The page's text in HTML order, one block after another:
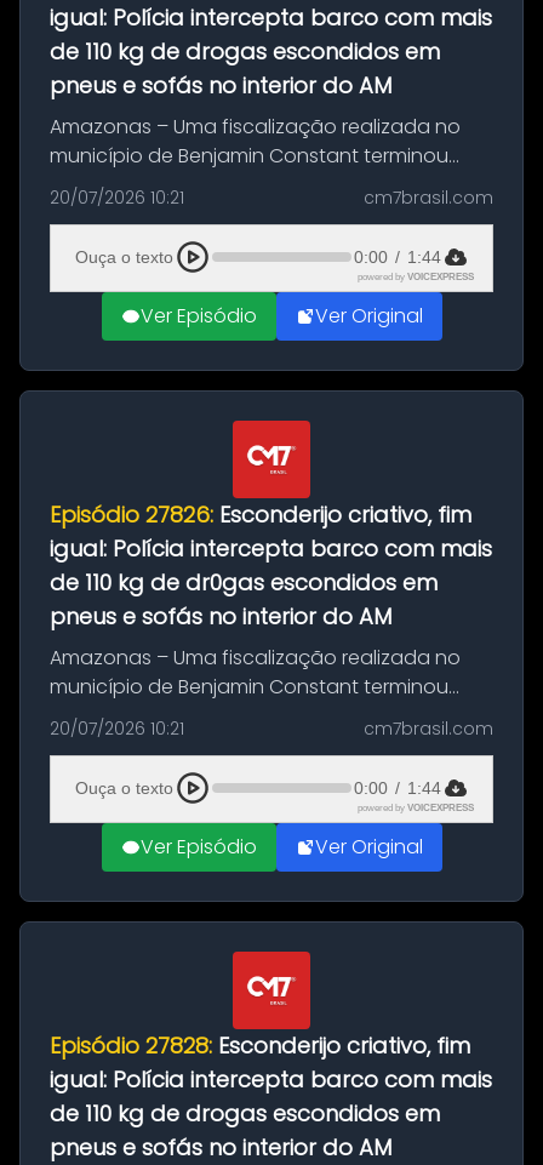
igual: Polícia intercepta barco com mais
de 110 kg de drogas escondidos em
pneus e sofás no interior do AM
Amazonas – Uma fiscalização realizada no
município de Benjamin Constant terminou
com a apreensão de aproximadamente 115
quilos de entorpecentes em uma
embarcação atracada no porto da cidade. O
materia...
20/07/2026 10:21 cm7brasil.com
Ouça o texto 0:00 / 1:44
powered by VOICEXPRESS
Ver Episódio Ver Original
Episódio 27826: Esconderijo criativo, fim
igual: Polícia intercepta barco com mais
de 110 kg de dr0gas escondidos em
pneus e sofás no interior do AM
Amazonas – Uma fiscalização realizada no
município de Benjamin Constant terminou
com a apreensão de aproximadamente 115
quilos de entorpecentes em uma
embarcação atracada no porto da cidade. O
materia...
20/07/2026 10:21 cm7brasil.com
Ouça o texto 0:00 / 1:44
powered by VOICEXPRESS
Ver Episódio Ver Original
Episódio 27828: Esconderijo criativo, fim
igual: Polícia intercepta barco com mais
de 110 kg de drogas escondidos em
pneus e sofás no interior do AM